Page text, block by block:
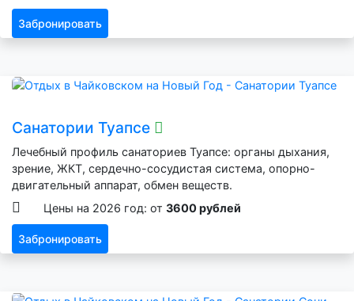
Забронировать
Санатории Туапсе
Лечебный профиль санаториев Туапсе: органы дыхания,
зрение, ЖКТ, сердечно-сосудистая система, опорно-
двигательный аппарат, обмен веществ.
Цены на 2026 год: от 3600 рублей
Забронировать